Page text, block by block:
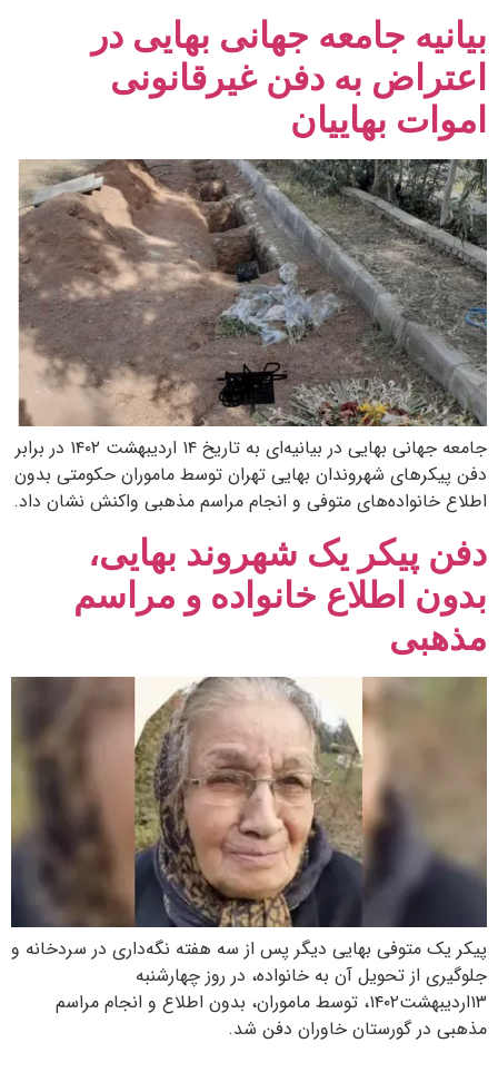
بیانیه جامعه جهانی بهایی در
اعتراض به دفن غیرقانونی
اموات بهاییان
جامعه جهانی بهایی در بیانیه‌ای به تاریخ ۱۴ اردیبهشت ۱۴۰۲ در برابر
دفن پیکرهای شهروندان بهایی تهران توسط ماموران حکومتی بدون
اطلاع خانواده‌های متوفی و انجام مراسم مذهبی واکنش نشان داد.
دفن پیکر یک شهروند بهایی،
بدون اطلاع خانواده و مراسم
مذهبی
پیکر یک متوفی بهایی دیگر پس از سه هفته نگه‌داری در سردخانه و
جلوگیری از تحویل آن به خانواده، در روز چهارشنبه
۱۳اردیبهشت۱۴۰۲، توسط ماموران، بدون اطلاع و انجام مراسم
مذهبی در گورستان خاوران دفن شد.